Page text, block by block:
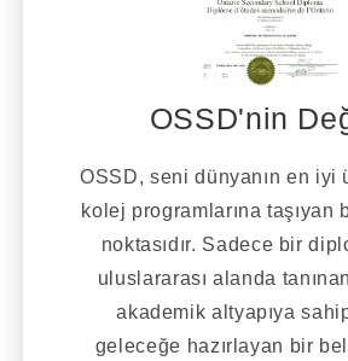
OSSD'nin
OSSD, seni dünyanın en iyi
kolej programlarına taşıyan
noktasıdır. Sadece bir
uluslararası alanda
akademik altyapıya
geleceğe hazırlayan bir